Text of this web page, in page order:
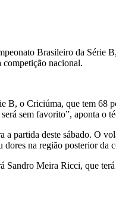
Brasileiro da Série
competição nacional.
B, o Criciúma, que tem 68
sem favorito”, aponta o
a partida deste sábado. O
na região posterior da
Sandro Meira Ricci, que